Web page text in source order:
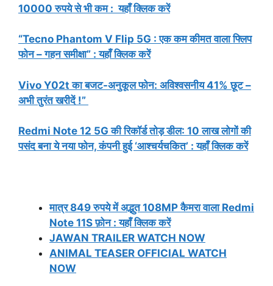
10000 रुपये से भी कम : यहाँ क्लिक करें
“Tecno Phantom V Flip 5G : एक कम कीमत वाला फ्लिप
फोन – गहन समीक्षा” : यहाँ क्लिक करें
Vivo Y02t का बजट-अनुकूल फोन: अविश्वसनीय 41% छूट –
अभी तुरंत खरीदें !”
Redmi Note 12 5G की रिकॉर्ड तोड़ डील: 10 लाख लोगों की
पसंद बना ये नया फोन, कंपनी हुई ‘आश्चर्यचकित’ : यहाँ क्लिक करें
मात्र 849 रुपये में अद्भुत 108MP कैमरा वाला Redmi
Note 11S फ़ोन : यहाँ क्लिक करें
JAWAN TRAILER WATCH NOW
ANIMAL TEASER OFFICIAL WATCH
NOW